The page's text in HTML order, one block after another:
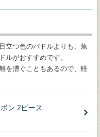
立つ色のパドルよりも、魚
ルがおすすめです。
を漕ぐこともあるので、軽
ン 2ピース